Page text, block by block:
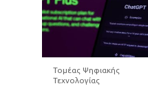
Τομέας Ψηφιακής
Τεχνολογίας